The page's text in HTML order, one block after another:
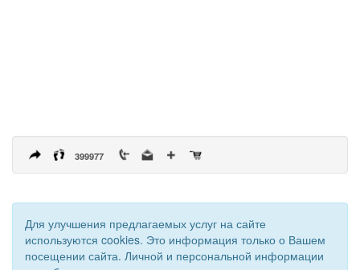
399977
Для улучшения предлагаемых услуг на сайте
используются cookies. Это информация только о Вашем
посещении сайта. Личной и персональной информации